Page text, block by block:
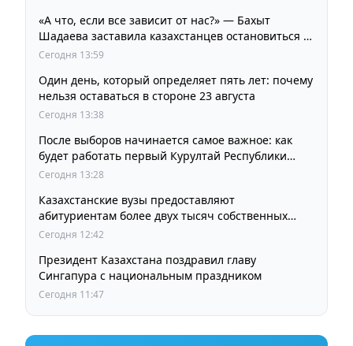
«А что, если все зависит от нас?» — Бахыт
Шадаева заставила казахстанцев остановиться и
задуматься
Сегодня 13:59
Один день, который определяет пять лет: почему
нельзя оставаться в стороне 23 августа
Сегодня 13:38
После выборов начинается самое важное: как
будет работать первый Курултай Республики
Казахстан
Сегодня 13:28
Казахстанские вузы предоставляют
абитуриентам более двух тысяч собственных
образовательных грантов
Сегодня 12:42
Президент Казахстана поздравил главу
Сингапура с национальным праздником
Сегодня 11:47